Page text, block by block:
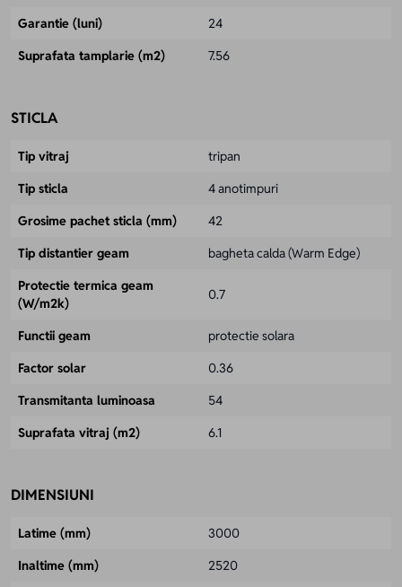
Garantie (luni)
24
Suprafata tamplarie (m2)
7.56
STICLA
Tip vitraj
tripan
Tip sticla
4 anotimpuri
Grosime pachet sticla (mm)
42
Tip distantier geam
bagheta calda (Warm Edge)
Protectie termica geam
(W/m2k)
0.7
Functii geam
protectie solara
Factor solar
0.36
Transmitanta luminoasa
54
Suprafata vitraj (m2)
6.1
DIMENSIUNI
Latime (mm)
3000
Inaltime (mm)
2520